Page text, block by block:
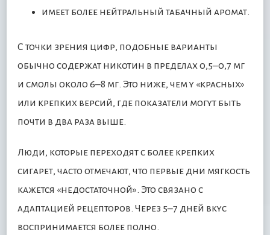
имеет более нейтральный табачный аромат.
С точки зрения цифр, подобные варианты
обычно содержат никотин в пределах 0,5–0,7 мг
и смолы около 6–8 мг. Это ниже, чем у «красных»
или крепких версий, где показатели могут быть
почти в два раза выше.
Люди, которые переходят с более крепких
сигарет, часто отмечают, что первые дни мягкость
кажется «недостаточной». Это связано с
адаптацией рецепторов. Через 5–7 дней вкус
воспринимается более полно.